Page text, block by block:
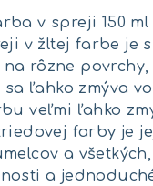
v spreji 150
v žltej farbe je
rôzne
ľahko zmýva
veľmi ľahko
farby je
a
a